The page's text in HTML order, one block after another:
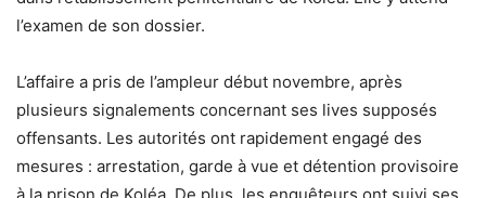
l’examen de son dossier.
L’affaire a pris de l’ampleur début novembre, après
plusieurs signalements concernant ses lives supposés
offensants. Les autorités ont rapidement engagé des
mesures : arrestation, garde à vue et détention provisoire